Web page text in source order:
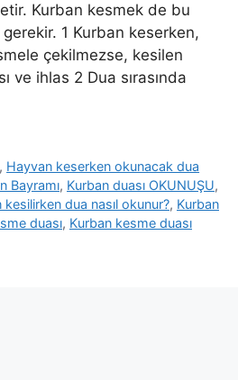
Kurban kesmek de bu
1 Kurban keserken,
çekilmezse, kesilen
ve ihlas 2 Dua sırasında
, Hayvan keserken okunacak dua
Bayramı, Kurban duası OKUNUŞU,
kesilirken dua nasıl okunur?, Kurban
duası, Kurban kesme duası